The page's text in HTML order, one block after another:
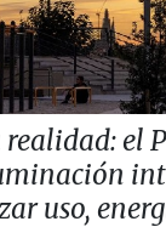
el
uso,